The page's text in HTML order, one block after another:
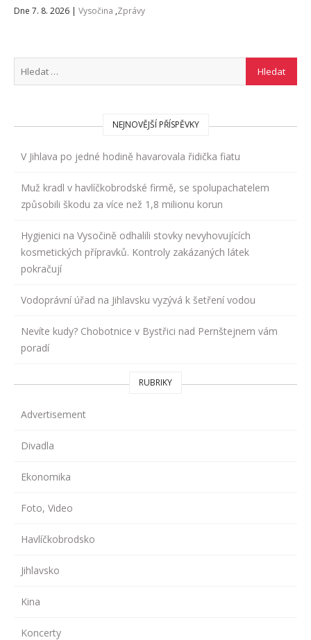
Dne 7. 8. 2026 | Vysočina ,Zprávy
NEJNOVĚJŠÍ PŘÍSPĚVKY
V Jihlava po jedné hodině havarovala řidička fiatu
Muž kradl v havlíčkobrodské firmě, se spolupachatelem
způsobili škodu za více než 1,8 milionu korun
Hygienici na Vysočině odhalili stovky nevyhovujících
kosmetických přípravků. Kontroly zakázaných látek
pokračují
Vodoprávní úřad na Jihlavsku vyzývá k šetření vodou
Nevíte kudy? Chobotnice v Bystřici nad Pernštejnem vám
poradí
RUBRIKY
Advertisement
Divadla
Ekonomika
Foto, Video
Havlíčkobrodsko
Jihlavsko
Kina
Koncerty